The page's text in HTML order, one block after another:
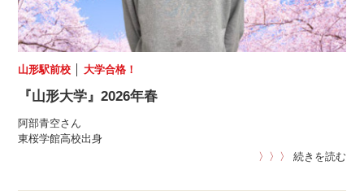
山形駅前校 │大学合格！
『山形大学』2026年春
阿部青空さん
東桜学館高校出身
〉〉〉
続きを読む